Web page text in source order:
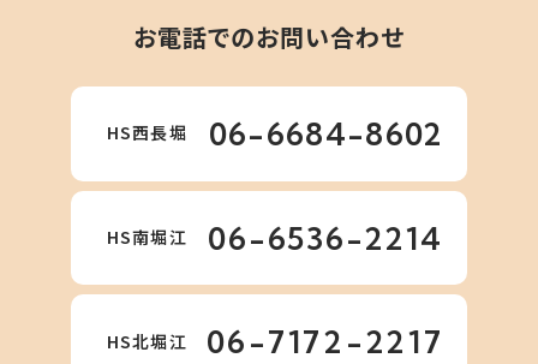
お電話でのお問い合わせ
HS西長堀 06-6684-8602
HS南堀江 06-6536-2214
HS北堀江 06-7172-2217